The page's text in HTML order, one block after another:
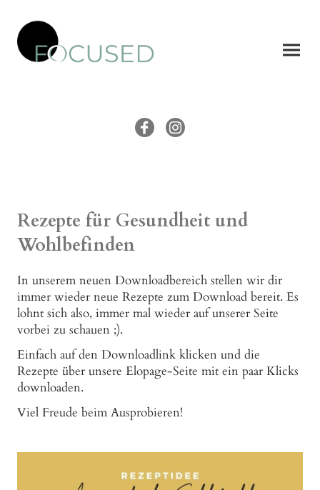
Rezepte für Gesundheit und
Wohlbefinden
In unserem neuen Downloadbereich stellen wir dir
immer wieder neue Rezepte zum Download bereit. Es
lohnt sich also, immer mal wieder auf unserer Seite
vorbei zu schauen ;).
Einfach auf den Downloadlink klicken und die
Rezepte über unsere Elopage-Seite mit ein paar Klicks
downloaden.
Viel Freude beim Ausprobieren!